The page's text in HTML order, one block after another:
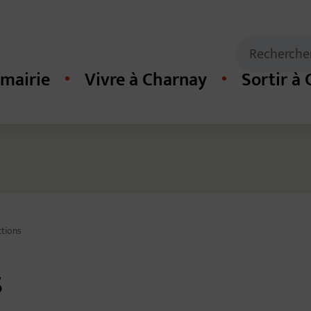
Recherche
Mots clés de
Vivre à Charnay Sortir à